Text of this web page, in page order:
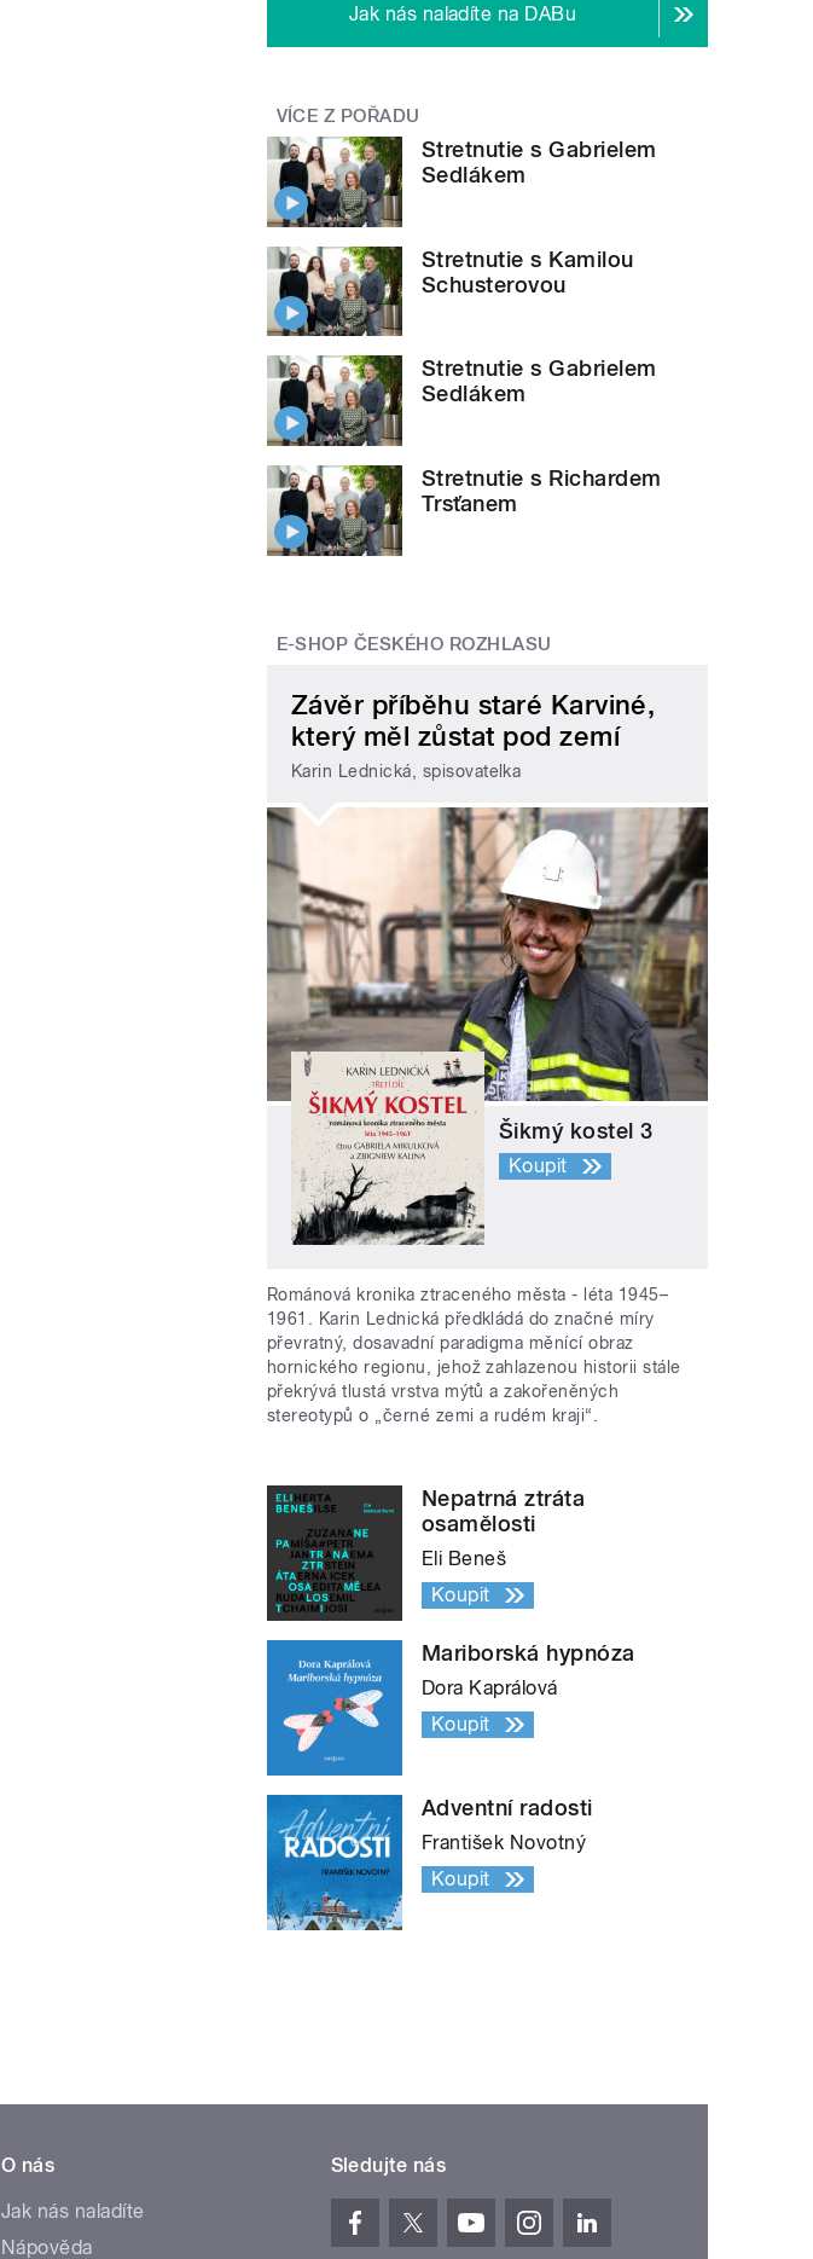
Jak nás naladíte na DABu
VÍCE Z POŘADU
Stretnutie s Gabrielem
Sedlákem
Stretnutie s Kamilou
Schusterovou
Stretnutie s Gabrielem
Sedlákem
Stretnutie s Richardem
Trsťanem
E-SHOP ČESKÉHO ROZHLASU
Závěr příběhu staré Karviné,
který měl zůstat pod zemí
Karin Lednická, spisovatelka
Šikmý kostel 3
Koupit
Románová kronika ztraceného města - léta 1945–
1961. Karin Lednická předkládá do značné míry
převratný, dosavadní paradigma měnící obraz
hornického regionu, jehož zahlazenou historii stále
překrývá tlustá vrstva mýtů a zakořeněných
stereotypů o „černé zemi a rudém kraji“.
Nepatrná ztráta
osamělosti
Eli Beneš
Koupit
Mariborská hypnóza
Dora Kaprálová
Koupit
Adventní radosti
František Novotný
Koupit
O nás
Jak nás naladíte
Nápověda
Sledujte nás